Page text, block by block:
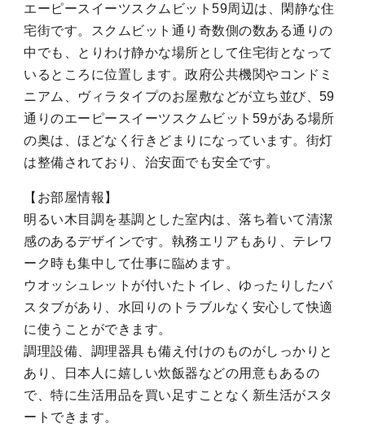
エーピースイーツスクムビット59周辺は、閑静な住
宅街です。スクムビット通り奇数側の数ある通りの
中でも、とりわけ静かな場所として住宅街となって
いるところに位置します。政府公共機関やコンドミ
ニアム、ヴィラタイプのお屋敷などが立ち並び、59
通りのエーピースイーツスクムビット59がある場所
の奥は、ほどなく行きどまりになっています。街灯
は整備されており、治安面でも安全です。
【お部屋情報】
明るい木目調を基調とした室内は、落ち着いて清潔
感のあるデザインです。執務エリアもあり、テレワ
ーク時も集中して仕事に臨めます。
ウオッシュレットが付いたトイレ、ゆったりしたバ
スタブがあり、水回りのトラブルなく安心して快適
に使うことができます。
調理設備、調理器具も備え付けのものがしっかりと
あり、日本人に嬉しい炊飯器などの用意もあるの
で、特に生活用品を買い足すことなく新生活がスタ
ートできます。